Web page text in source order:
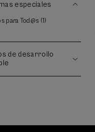
especiales
para Tod@s (1)
de desarrollo